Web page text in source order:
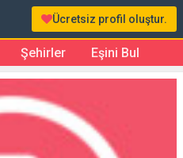
Ücretsiz profil oluştur.
Şehirler Eşini Bul